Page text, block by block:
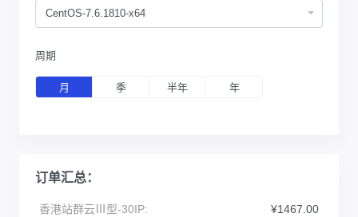
周期
月 季 半年 年
订单汇总：
香港站群云Ⅲ型-30IP:
¥1467.00